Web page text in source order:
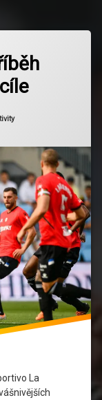
2024
La